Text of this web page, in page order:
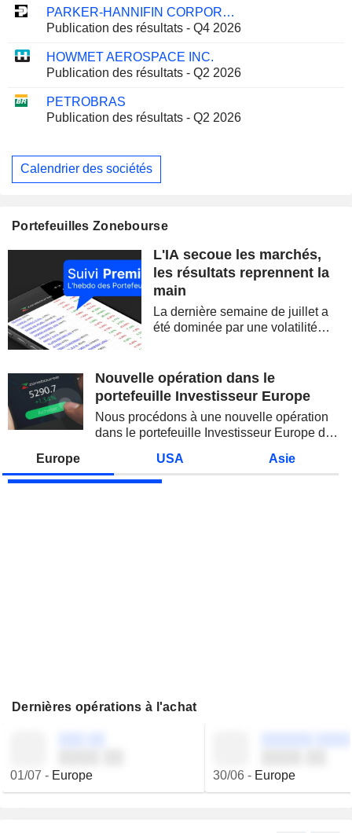
PARKER-HANNIFIN CORPORATION
Publication des résultats - Q4 2026
HOWMET AEROSPACE INC.
Publication des résultats - Q2 2026
PETROBRAS
Publication des résultats - Q2 2026
Calendrier des sociétés
Portefeuilles Zonebourse
L'IA secoue les marchés,
les résultats reprennent la
main
La dernière semaine de juillet a
été dominée par une volatilité
semi-conducteurs. Les
inquiétudes sur la soutenabilité
Nouvelle opération dans le
portefeuille Investisseur Europe
Nous procédons à une nouvelle opération
dans le portefeuille Investisseur Europe de
Europe USA Asie
Dernières opérations à l'achat
01/07 - Europe 30/06- Europe